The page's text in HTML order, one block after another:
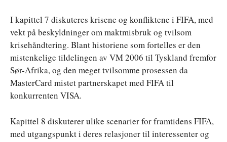
I kapittel 7 diskuteres krisene og konfliktene i FIFA, med
vekt på beskyldninger om maktmisbruk og tvilsom
krisehåndtering. Blant historiene som fortelles er den
mistenkelige tildelingen av VM 2006 til Tyskland fremfor
Sør-Afrika, og den meget tvilsomme prosessen da
MasterCard mistet partnerskapet med FIFA til
konkurrenten VISA.
Kapittel 8 diskuterer ulike scenarier for framtidens FIFA,
med utgangspunkt i deres relasjoner til interessenter og